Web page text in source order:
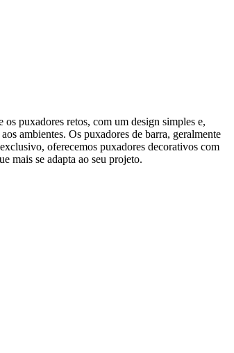
puxadores retos, com um design simples e,
ambientes. Os puxadores de barra, geralmente
oferecemos puxadores decorativos com
mais se adapta ao seu projeto.